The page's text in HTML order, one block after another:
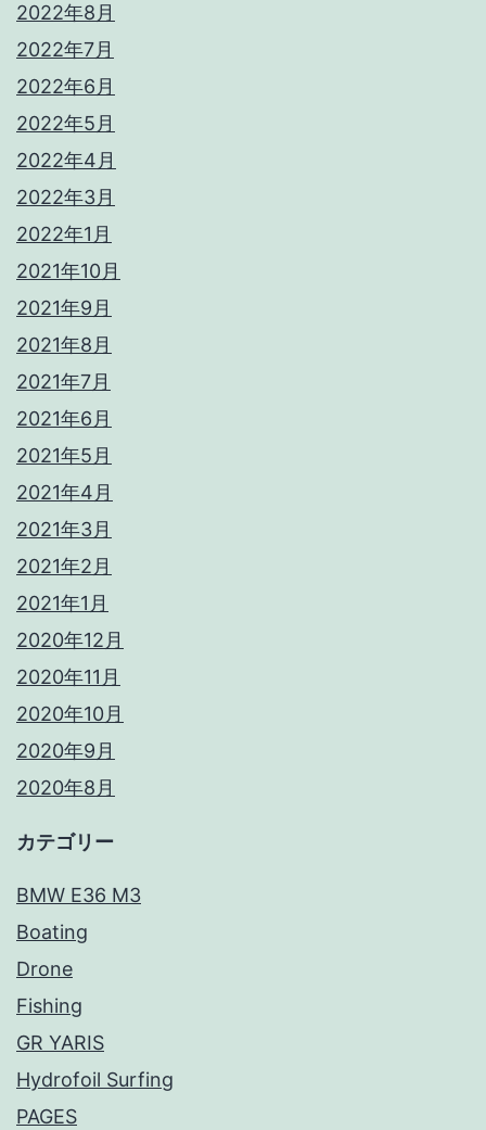
2022年8月
2022年7月
2022年6月
2022年5月
2022年4月
2022年3月
2022年1月
2021年10月
2021年9月
2021年8月
2021年7月
2021年6月
2021年5月
2021年4月
2021年3月
2021年2月
2021年1月
2020年12月
2020年11月
2020年10月
2020年9月
2020年8月
カテゴリー
BMW E36 M3
Boating
Drone
Fishing
GR YARIS
Hydrofoil Surfing
PAGES